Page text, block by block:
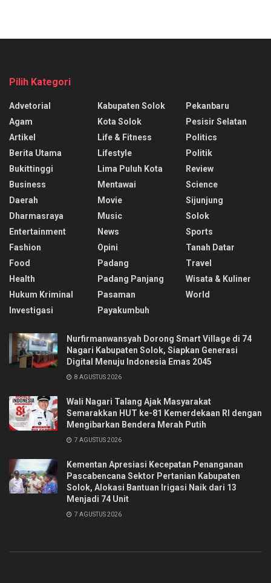
Pilih Kategori
Advetorial
Agam
Artikel
Berita Utama
Bukittinggi
Business
Daerah
Dharmasraya
Entertainment
Fashion
Food
Health
Hukum Kriminal
Investigasi
Kabupaten Solok
Kota Solok
Life & Fitness
Lifestyle
Lima Puluh Kota
Mentawai
Movie
Music
News
Opini
Padang
Padang Panjang
Pasaman
Payakumbuh
Pekanbaru
Pesisir Selatan
Politics
Politik
Review
Science
Sijunjung
Solok
Sports
Tanah Datar
Travel
Wisata & Kuliner
World
Nurfirmanwansyah Dorong Smart Village di 74
Nagari Kabupaten Solok, Siapkan Generasi
Digital Menuju Indonesia Emas 2045
8 AGUSTUS 2026
Wali Nagari Talang Ajak Masyarakat
Semarakkan HUT ke-81 Kemerdekaan RI dengan
Mengibarkan Bendera Merah Putih
7 AGUSTUS 2026
Kementan Apresiasi Kecepatan Penanganan
Pascabencana Sektor Pertanian Kabupaten
Solok, Alokasi Bantuan Irigasi Naik dari 13
Menjadi 74 Unit
7 AGUSTUS 2026